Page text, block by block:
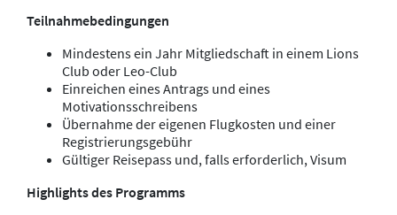
Teilnahmebedingungen
Mindestens ein Jahr Mitgliedschaft in einem Lions
Club oder Leo-Club
Einreichen eines Antrags und eines
Motivationsschreibens
Übernahme der eigenen Flugkosten und einer
Registrierungsgebühr
Gültiger Reisepass und, falls erforderlich, Visum
Highlights des Programms